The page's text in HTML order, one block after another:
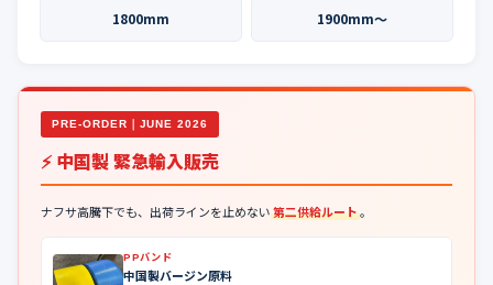
1800mm 1900mm〜
PRE-ORDER｜JUNE 2026
⚡ 中国製 緊急輸入販売
ナフサ高騰下でも、出荷ラインを止めない第二供給ルート。
PPバンド
中国製バージン原料